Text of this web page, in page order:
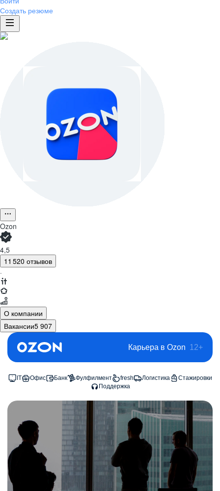
Создать резюме
Ozon
4,5
11 520 отзывов
·
О компании
Вакансии5 907
Карьера в Ozon 12+
IT Офис Банк Фулфилмент fresh Логистика
Стажировки
Поддержка